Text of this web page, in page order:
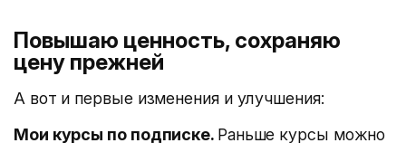
Повышаю ценность, сохраняю
цену прежней
А вот и первые изменения и улучшения:
Мои курсы по подписке. Раньше курсы можно